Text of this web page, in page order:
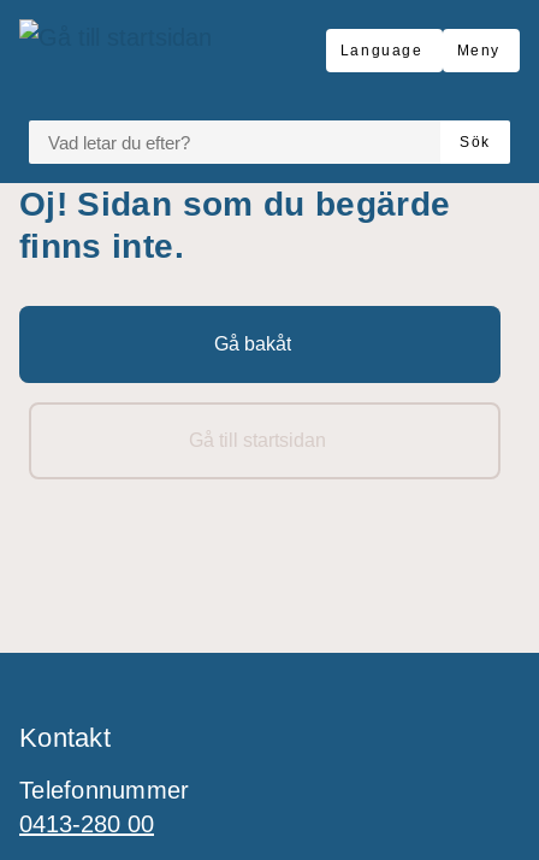
Gå till innehåll
till sidomeny
Language Meny
VAD LETAR DU EFTER?
Sök
Oj! Sidan som du begärde
finns inte.
Gå bakåt
Gå till startsidan
Kontakt
Telefonnummer
0413-280 00